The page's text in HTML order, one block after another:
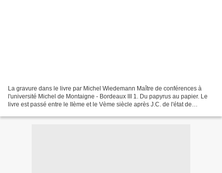
La gravure dans le livre par Michel Wiedemann Maître de conférences à
l'université Michel de Montaigne - Bordeaux III 1. Du papyrus au papier. Le
livre est passé entre le IIème et le Vème siècle après J.C. de l'état de